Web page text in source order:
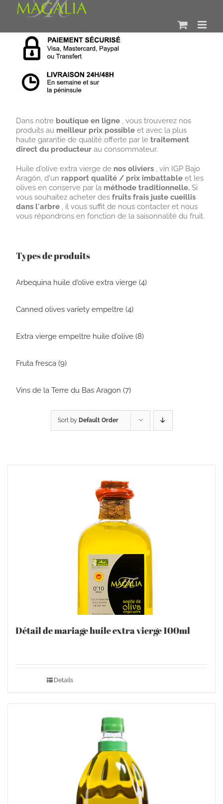
Dans notre boutique en ligne , vous trouverez nos
produits au meilleur prix possible et avec la plus
haute garantie de qualité offerte par le traitement
direct du producteur au consommateur.
Huile d'olive extra vierge de nos oliviers , vin IGP Bajo
Aragón, d'un rapport qualité / prix imbattable et les
olives en conserve par la méthode traditionnelle. Si
vous souhaitez acheter des fruits frais juste cueillis
dans l'arbre , il vous suffit de nous contacter et nous
vous répondrons en fonction de la saisonnalité du fruit.
Types de produits
Arbequina huile d'olive extra vierge (4)
Canned olives variety empeltre (4)
Extra vierge empeltre huile d'olive (8)
Fruta fresca (9)
Vins de la Terre du Bas Aragon (7)
Sort by Default Order
Détail de mariage huile extra vierge 100ml
Details